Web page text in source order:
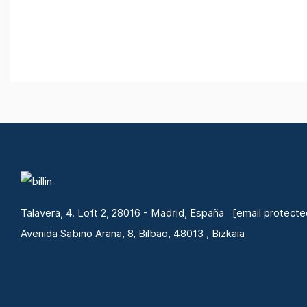
Talavera, 4. Loft 2, 28016 - Madrid, España
[email
Avenida Sabino Arana, 8, Bilbao, 48013 , Bizkaia